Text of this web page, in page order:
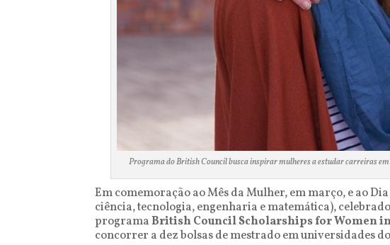
Programa do British Council busca inspirar mulheres a estudar carreiras
Em comemoração ao Mês da Mulher, em março, e ao
ciência, tecnologia, engenharia e matemática),
programaBritish Council Scholarships for Women in
concorrer a dez bolsas de mestrado em universidades